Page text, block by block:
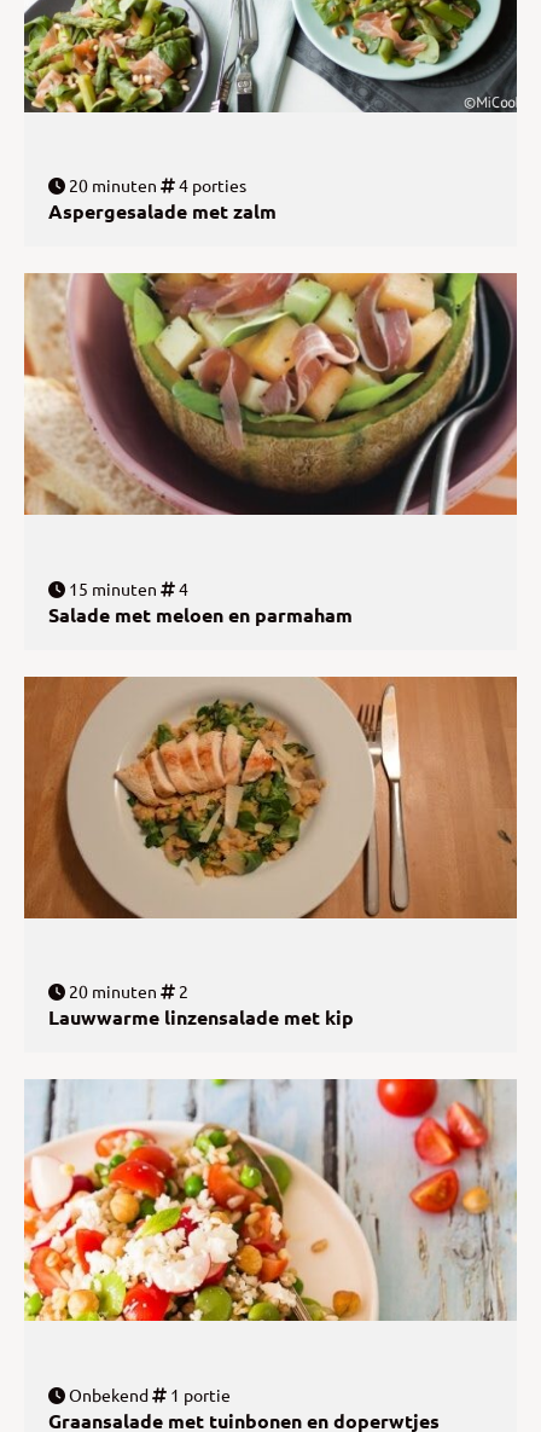
20 minuten 4 porties
Aspergesalade met zalm
15 minuten 4
Salade met meloen en parmaham
20 minuten 2
Lauwwarme linzensalade met kip
Onbekend 1 portie
Graansalade met tuinbonen en doperwtjes